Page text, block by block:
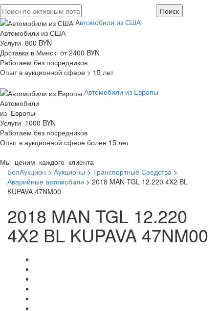
Автомобили из США
Автомобили из США
Услуги 800 BYN
Доставка в Минск от 2400 BYN
Работаем без посредников
Опыт в аукционной сфере > 15 лет
Автомобили из Европы
Автомобили
из Европы
Услуги 1000 BYN
Работаем без посредников
Опыт в аукционной сфере более 15 лет
Мы ценим каждого клиента
БелАукцион > Аукционы > Транспортные Средства >
Аварийные автомобили > 2018 MAN TGL 12.220 4X2 BL
KUPAVA 47NM00
2018 MAN TGL 12.220
4X2 BL KUPAVA 47NM00